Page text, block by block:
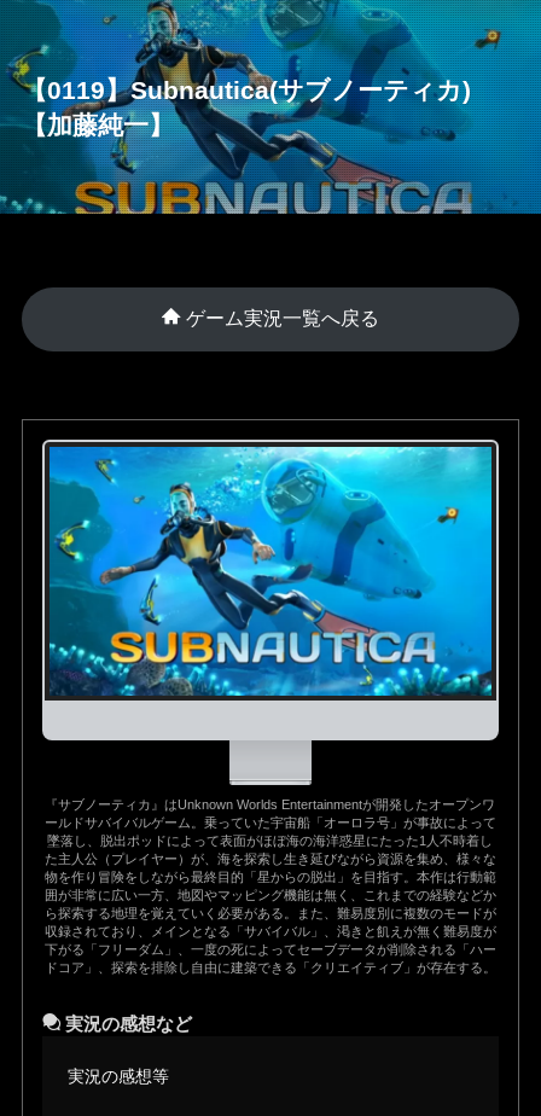
【0119】Subnautica(サブノーティカ)
【加藤純一】
ゲーム実況一覧へ戻る
『サブノーティカ』はUnknown Worlds Entertainmentが開発したオープンワ
ールドサバイバルゲーム。乗っていた宇宙船「オーロラ号」が事故によって
墜落し、脱出ポッドによって表面がほぼ海の海洋惑星にたった1人不時着し
た主人公（プレイヤー）が、海を探索し生き延びながら資源を集め、様々な
物を作り冒険をしながら最終目的「星からの脱出」を目指す。本作は行動範
囲が非常に広い一方、地図やマッピング機能は無く、これまでの経験などか
ら探索する地理を覚えていく必要がある。また、難易度別に複数のモードが
収録されており、メインとなる「サバイバル」、渇きと飢えが無く難易度が
下がる「フリーダム」、一度の死によってセーブデータが削除される「ハー
ドコア」、探索を排除し自由に建築できる「クリエイティブ」が存在する。
実況の感想など
実況の感想等